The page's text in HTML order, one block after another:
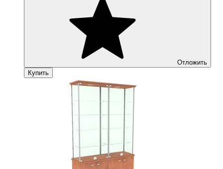
Отложить
Купить